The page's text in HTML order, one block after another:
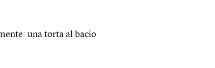
una torta al bacio